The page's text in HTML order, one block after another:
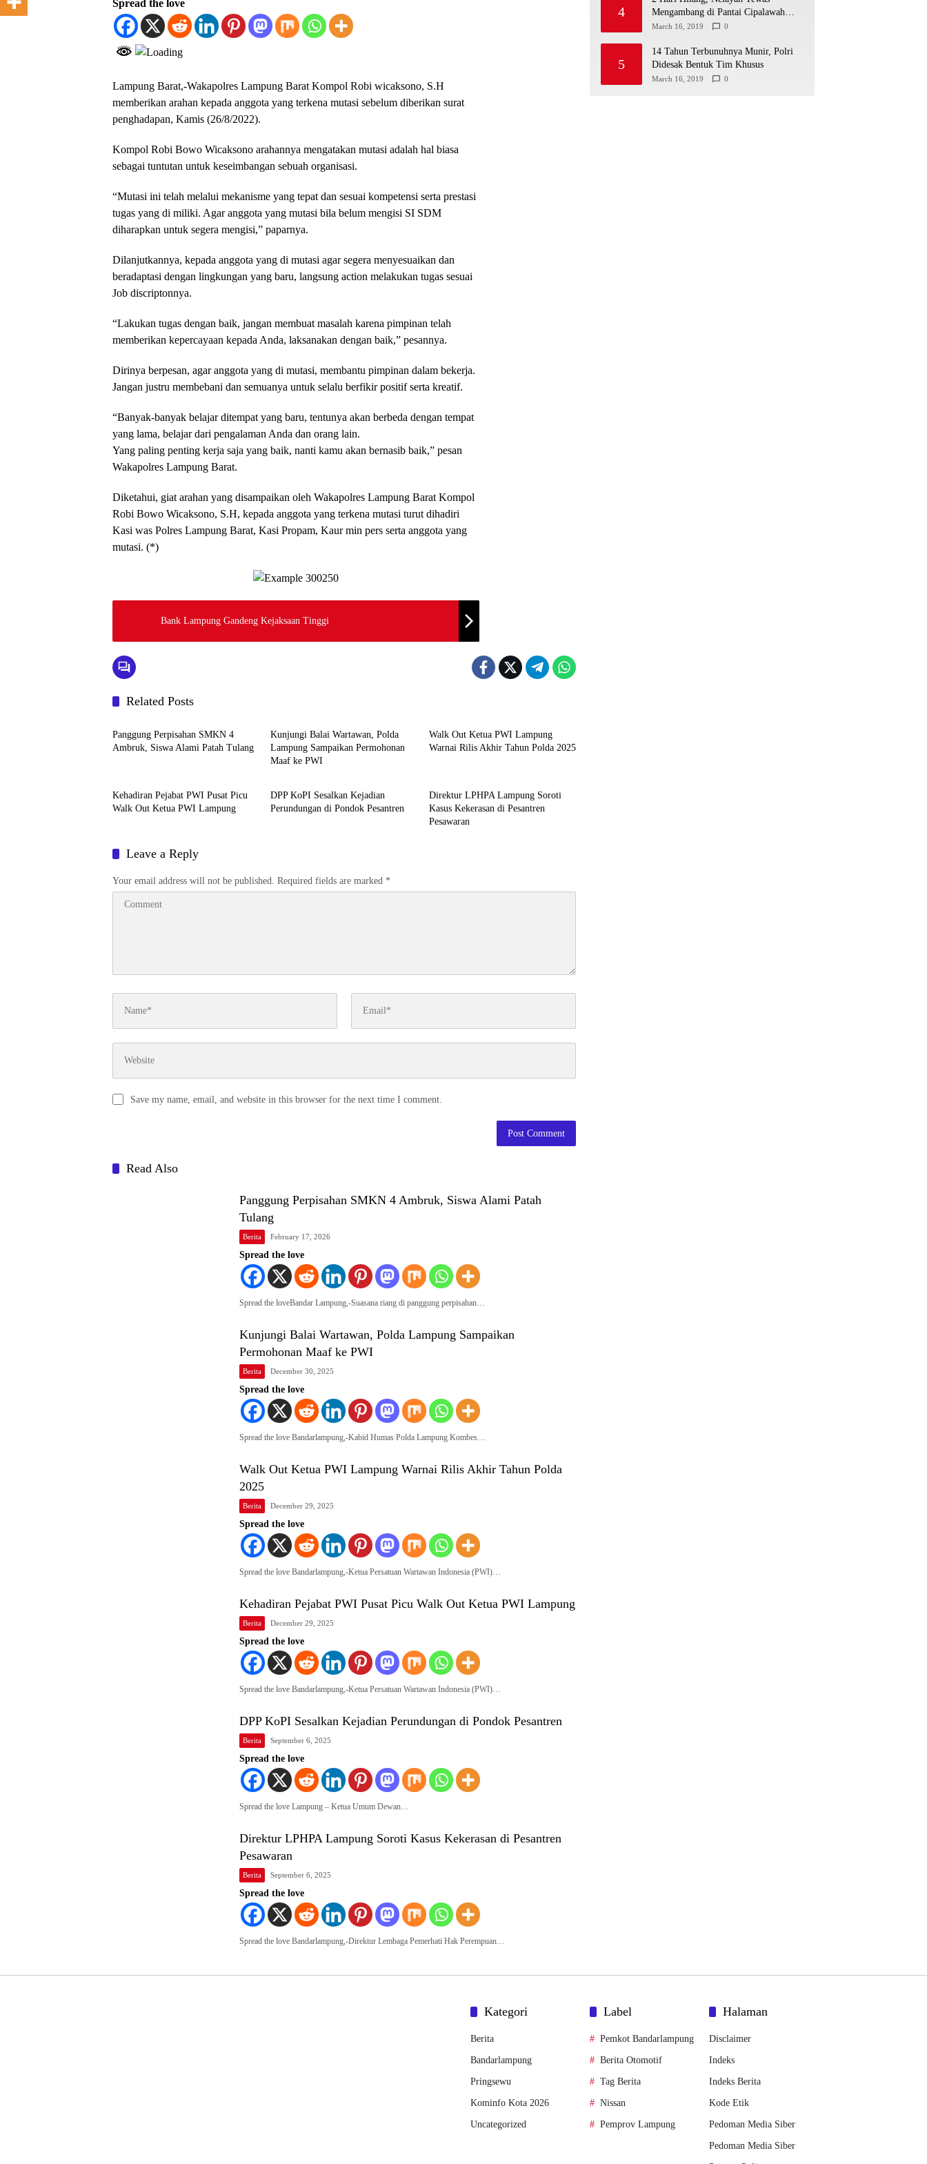
Spread the love
Lampung Barat,-Wakapolres Lampung Barat Kompol Robi wicaksono, S.H
memberikan arahan kepada anggota yang terkena mutasi sebelum diberikan surat
penghadapan, Kamis (26/8/2022).
Kompol Robi Bowo Wicaksono arahannya mengatakan mutasi adalah hal biasa
sebagai tuntutan untuk keseimbangan sebuah organisasi.
“Mutasi ini telah melalui mekanisme yang tepat dan sesuai kompetensi serta prestasi
tugas yang di miliki. Agar anggota yang mutasi bila belum mengisi SI SDM
diharapkan untuk segera mengisi,” paparnya.
Dilanjutkannya, kepada anggota yang di mutasi agar segera menyesuaikan dan
beradaptasi dengan lingkungan yang baru, langsung action melakukan tugas sesuai
Job discriptonnya.
“Lakukan tugas dengan baik, jangan membuat masalah karena pimpinan telah
memberikan kepercayaan kepada Anda, laksanakan dengan baik,” pesannya.
Dirinya berpesan, agar anggota yang di mutasi, membantu pimpinan dalam bekerja.
Jangan justru membebani dan semuanya untuk selalu berfikir positif serta kreatif.
“Banyak-banyak belajar ditempat yang baru, tentunya akan berbeda dengan tempat
yang lama, belajar dari pengalaman Anda dan orang lain.
Yang paling penting kerja saja yang baik, nanti kamu akan bernasib baik,” pesan
Wakapolres Lampung Barat.
Diketahui, giat arahan yang disampaikan oleh Wakapolres Lampung Barat Kompol
Robi Bowo Wicaksono, S.H, kepada anggota yang terkena mutasi turut dihadiri
Kasi was Polres Lampung Barat, Kasi Propam, Kaur min pers serta anggota yang
mutasi. (*)
Bank Lampung Gandeng Kejaksaan Tinggi
Related Posts
Berita
Panggung Perpisahan SMKN 4
Ambruk, Siswa Alami Patah Tulang
Kunjungi Balai Wartawan, Polda
Lampung Sampaikan Permohonan
Maaf ke PWI
Walk Out Ketua PWI Lampung
Warnai Rilis Akhir Tahun Polda 2025
Kehadiran Pejabat PWI Pusat Picu
Walk Out Ketua PWI Lampung
DPP KoPI Sesalkan Kejadian
Perundungan di Pondok Pesantren
Direktur LPHPA Lampung Soroti
Kasus Kekerasan di Pesantren
Pesawaran
Leave a Reply
Your email address will not be published. Required fields are marked *
Save my name, email, and website in this browser for the next time I comment.
Read Also
Panggung Perpisahan SMKN 4 Ambruk, Siswa Alami Patah
Tulang
Berita February 17, 2026
Spread the love
Spread the loveBandar Lampung,-Suasana riang di panggung perpisahan…
Kunjungi Balai Wartawan, Polda Lampung Sampaikan
Permohonan Maaf ke PWI
Berita December 30, 2025
Spread the love
Spread the love Bandarlampung,-Kabid Humas Polda Lampung Kombes…
Walk Out Ketua PWI Lampung Warnai Rilis Akhir Tahun Polda
2025
Berita December 29, 2025
Spread the love
Spread the love Bandarlampung,-Ketua Persatuan Wartawan Indonesia (PWI)…
Kehadiran Pejabat PWI Pusat Picu Walk Out Ketua PWI Lampung
Berita December 29, 2025
Spread the love
Spread the love Bandarlampung,-Ketua Persatuan Wartawan Indonesia (PWI)…
DPP KoPI Sesalkan Kejadian Perundungan di Pondok Pesantren
Berita September 6, 2025
Spread the love
Spread the love Lampung – Ketua Umum Dewan…
Direktur LPHPA Lampung Soroti Kasus Kekerasan di Pesantren
Pesawaran
Berita September 6, 2025
Spread the love
Spread the love Bandarlampung,-Direktur Lembaga Pemerhati Hak Perempuan…
4
Mengambang di Pantai Cipalawah
Garut
March 16, 2019 0
5
14 Tahun Terbunuhnya Munir, Polri
Didesak Bentuk Tim Khusus
March 16, 2019 0
Kategori
Berita
Bandarlampung
Pringsewu
Kominfo Kota 2026
Uncategorized
Label
Pemkot Bandarlampung
Berita Otomotif
Tag Berita
Nissan
Pemprov Lampung
Halaman
Disclaimer
Indeks
Indeks Berita
Kode Etik
Pedoman Media Siber
Pedoman Media Siber